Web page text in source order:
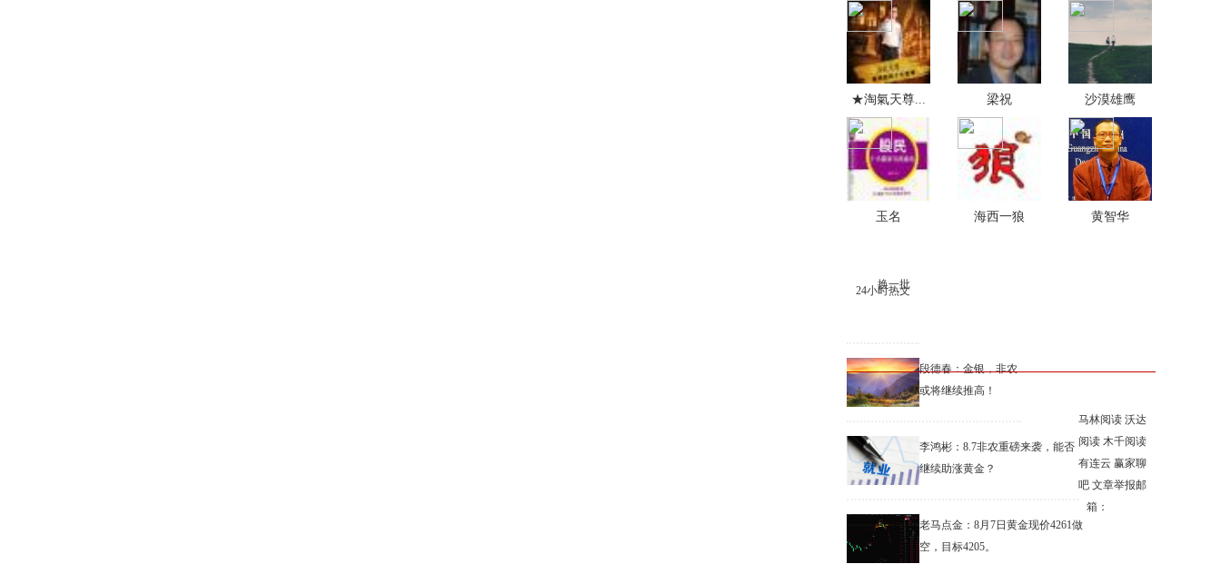
★淘氣天尊... 梁祝 沙漠雄鹰
玉名 海西一狼 黄智华
24小时热文
换一批
段德春：金银，非农
或将继续推高！
李鸿彬：8.7非农重磅来袭，能否
继续助涨黄金？
老马点金：8月7日黄金现价4261做
空，目标4205。
马林阅读 沃达
阅读 木千阅读
有连云 赢家聊
吧 文章举报邮
箱：